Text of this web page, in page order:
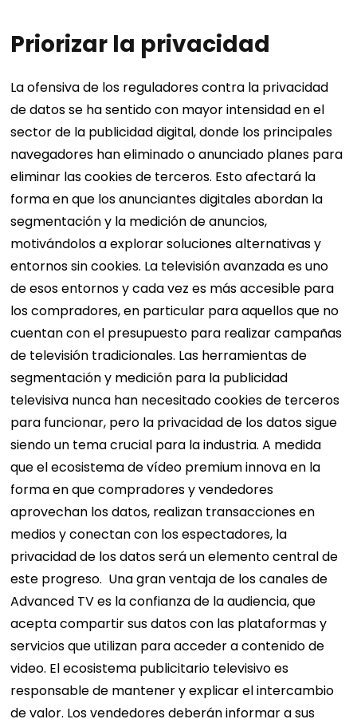
Priorizar la privacidad
La ofensiva de los reguladores contra la privacidad
de datos se ha sentido con mayor intensidad en el
sector de la publicidad digital, donde los principales
navegadores han eliminado o anunciado planes para
eliminar las cookies de terceros. Esto afectará la
forma en que los anunciantes digitales abordan la
segmentación y la medición de anuncios,
motivándolos a explorar soluciones alternativas y
entornos sin cookies. La televisión avanzada es uno
de esos entornos y cada vez es más accesible para
los compradores, en particular para aquellos que no
cuentan con el presupuesto para realizar campañas
de televisión tradicionales. Las herramientas de
segmentación y medición para la publicidad
televisiva nunca han necesitado cookies de terceros
para funcionar, pero la privacidad de los datos sigue
siendo un tema crucial para la industria. A medida
que el ecosistema de vídeo premium innova en la
forma en que compradores y vendedores
aprovechan los datos, realizan transacciones en
medios y conectan con los espectadores, la
privacidad de los datos será un elemento central de
este progreso. Una gran ventaja de los canales de
Advanced TV es la confianza de la audiencia, que
acepta compartir sus datos con las plataformas y
servicios que utilizan para acceder a contenido de
video. El ecosistema publicitario televisivo es
responsable de mantener y explicar el intercambio
de valor. Los vendedores deberán informar a sus